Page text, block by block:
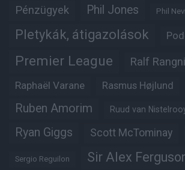
Pénzügyek Phil Jones Phil
Pletykák, átigazolások
Premier League Ralf
Raphaël Varane Rasmus Højlund
Ruben Amorim Ruud van
Ryan Giggs Scott McTominay
Sergio Reguilon Sir Alex